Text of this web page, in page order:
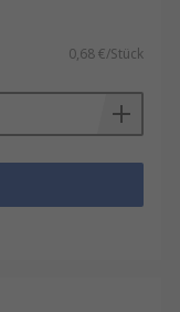
0,68 €/Stück